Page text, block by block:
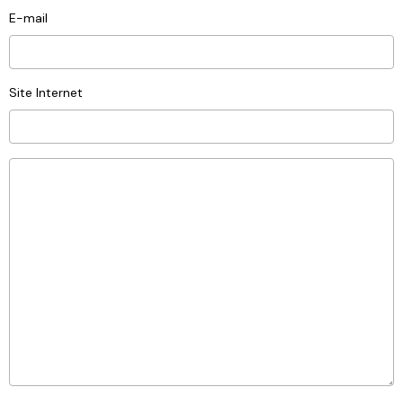
E-mail
Site Internet